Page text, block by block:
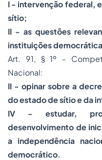
I - intervenção federal,
sítio;
II - as questões
instituições
Art. 91, § 1º -
Nacional:
II - opinar sobre a
do estado de sítio e da
IV - estudar,
desenvolvimento de
a independência
democrático.